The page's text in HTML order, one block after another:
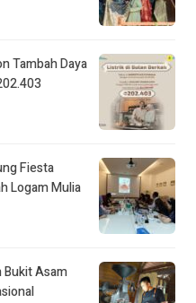
Tambah Daya
Fiesta
Logam Mulia
Bukit Asam